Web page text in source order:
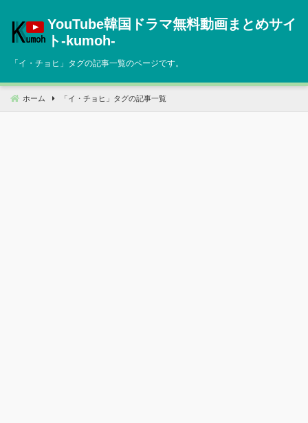
へ
動
YouTube韓国ドラマ無料動画まとめサイ
ト‐kumoh‐
「イ・チョヒ 」タグの記事一覧のページです。
ホーム 「 イ・チョヒ 」タグの記事一覧